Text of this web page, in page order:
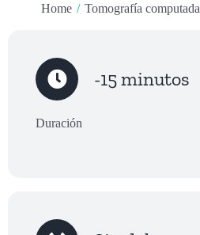
Home Tomografía computada
-15 minutos
Duración